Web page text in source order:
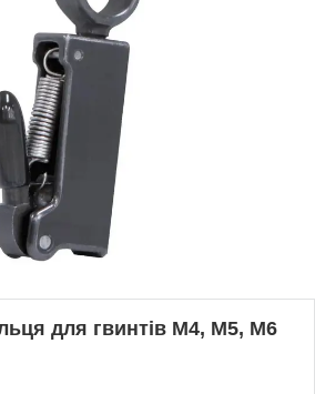
для гвинтів М4, М5, М6